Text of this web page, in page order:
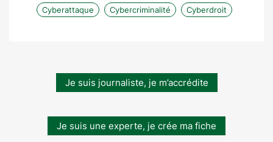
Cyberattaque Cybercriminalité Cyberdroit
Je suis journaliste, je m’accrédite
Je suis une experte, je crée ma fiche